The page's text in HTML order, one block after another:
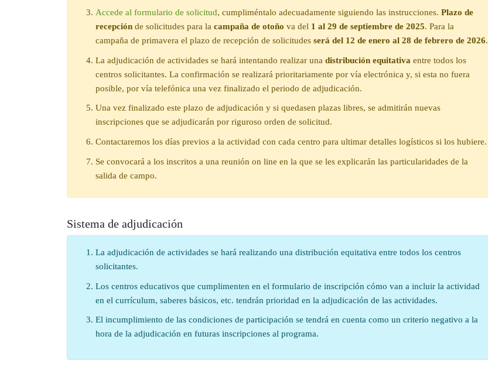
Accede al formulario de solicitud, cumpliméntalo adecuadamente siguiendo las instrucciones. Plazo de
recepción de solicitudes para la campaña de otoño va del 1 al 29 de septiembre de 2025. Para la
campaña de primavera el plazo de recepción de solicitudes será del 12 de enero al 28 de febrero de 2026.
La adjudicación de actividades se hará intentando realizar una distribución equitativa entre todos los
centros solicitantes. La confirmación se realizará prioritariamente por vía electrónica y, si esta no fuera
posible, por vía telefónica una vez finalizado el periodo de adjudicación.
Una vez finalizado este plazo de adjudicación y si quedasen plazas libres, se admitirán nuevas
inscripciones que se adjudicarán por riguroso orden de solicitud.
Contactaremos los días previos a la actividad con cada centro para ultimar detalles logísticos si los hubiere.
Se convocará a los inscritos a una reunión on line en la que se les explicarán las particularidades de la
salida de campo.
Sistema de adjudicación
La adjudicación de actividades se hará realizando una distribución equitativa entre todos los centros
solicitantes.
Los centros educativos que cumplimenten en el formulario de inscripción cómo van a incluir la actividad
en el currículum, saberes básicos, etc. tendrán prioridad en la adjudicación de las actividades.
El incumplimiento de las condiciones de participación se tendrá en cuenta como un criterio negativo a la
hora de la adjudicación en futuras inscripciones al programa.